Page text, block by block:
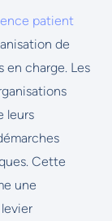
patient
de
en charge. Les
leurs
Cette
une